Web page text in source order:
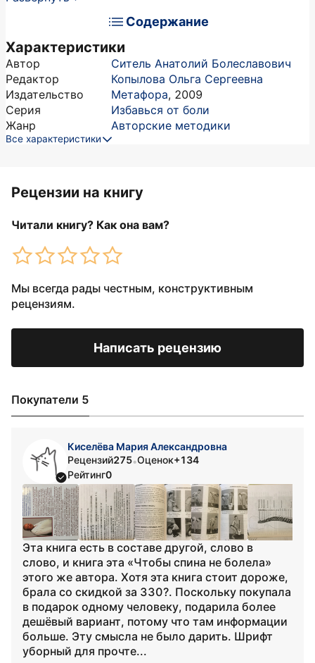
Содержание
Характеристики
Автор
Ситель Анатолий Болеславович
Редактор
Копылова Ольга Сергеевна
Издательство
Метафора, 2009
Серия
Избавься от боли
Жанр
Авторские методики
Все характеристики
Рецензии на книгу
Читали книгу? Как она вам?
Мы всегда рады честным, конструктивным
рецензиям.
Написать рецензию
Покупатели 5
Киселёва Мария Александровна
Рецензий275•Оценок+134
Рейтинг0
Эта книга есть в составе другой, слово в
слово, и книга эта «Чтобы спина не болела»
этого же автора. Хотя эта книга стоит дороже,
брала со скидкой за 330?. Поскольку покупала
в подарок одному человеку, подарила более
дешёвый вариант, потому что там информации
больше. Эту смысла не было дарить. Шрифт
уборный для прочте...